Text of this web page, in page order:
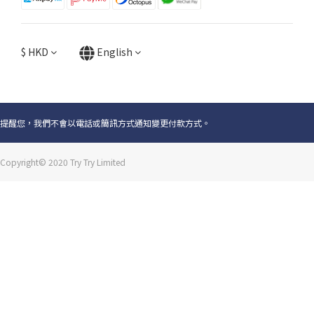
$ HKD English
提醒您，我們不會以電話或簡訊方式通知變更付款方式。
Copyright© 2020 Try Try Limited